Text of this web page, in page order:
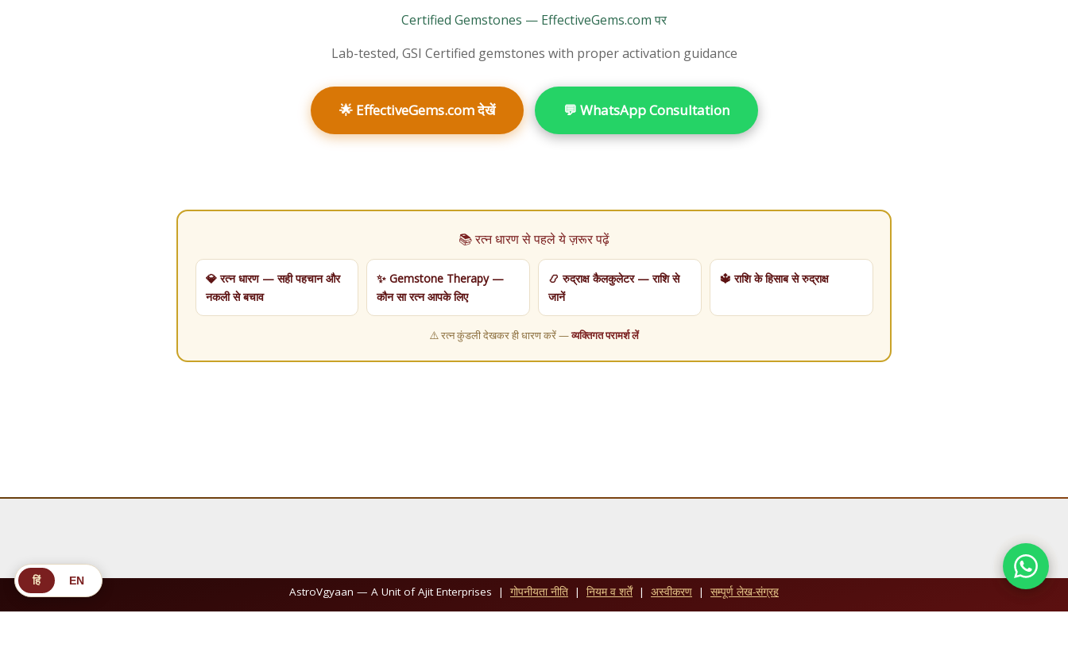
Certified Gemstones — EffectiveGems.com पर
Lab-tested, GSI Certified gemstones with proper activation guidance
🌟 EffectiveGems.com देखें 💬 WhatsApp Consultation
📚 रत्न धारण से पहले ये ज़रूर पढ़ें
💎 रत्न धारण — सही पहचान और
नकली से बचाव
✨ Gemstone Therapy —
कौन सा रत्न आपके लिए
📿 रुद्राक्ष कैलकुलेटर — राशि से
जानें
🔱 राशि के हिसाब से रुद्राक्ष
⚠️ रत्न कुंडली देखकर ही धारण करें —व्यक्तिगत परामर्श लें
AstroVgyaan — A Unit of Ajit Enterprises | गोपनीयता नीति | नियम व शर्तें| अस्वीकरण | सम्पूर्ण लेख-संग्रह
हिं EN